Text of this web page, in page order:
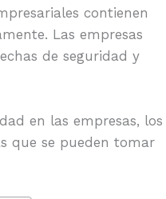
contienen
Las empresas
de seguridad y
en las empresas, los
que se pueden tomar